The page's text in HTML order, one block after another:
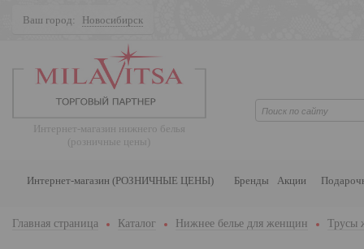
Ваш город: Новосибирск
Интернет-магазин нижнего белья
(розничные цены)
Интернет-магазин (РОЗНИЧНЫЕ ЦЕНЫ) Бренды Акции
Главная страница Каталог Нижнее белье для женщин Трусы